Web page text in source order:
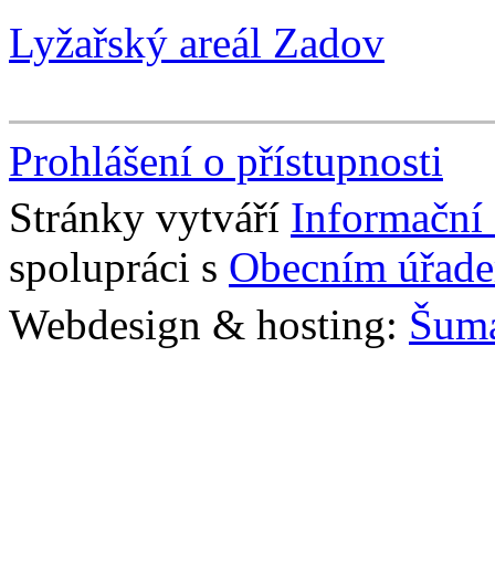
Lyžařský areál Zadov
Prohlášení o přístupnosti
Stránky vytváří Informační
spolupráci s Obecním
Webdesign & hosting: